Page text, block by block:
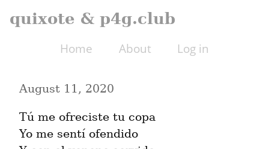
quixote & p4g.club
Home About Log in
August 11, 2020
Tú me ofreciste tu copa
Yo me sentí ofendido